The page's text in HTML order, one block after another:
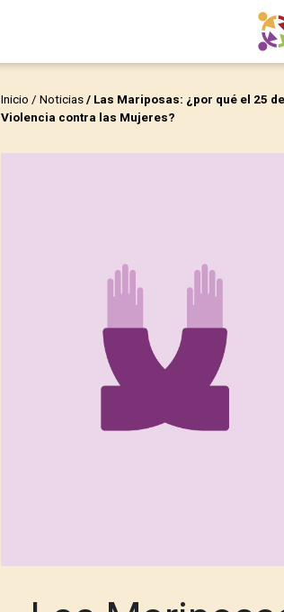
Inicio / Noticias/ Las Mariposas: ¿por qué el 25
Violencia contra las Mujeres?